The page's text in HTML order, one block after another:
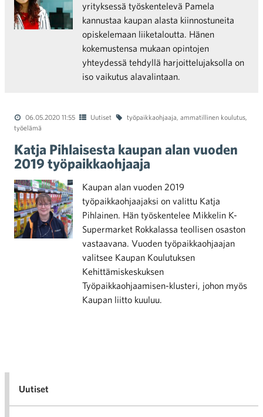
yrityksessä työskentelevä Pamela
kannustaa kaupan alasta kiinnostuneita
opiskelemaan liiketaloutta. Hänen
kokemustensa mukaan opintojen
yhteydessä tehdyllä harjoittelujaksolla on
iso vaikutus alavalintaan.
06.05.2020 11:55 Uutiset työpaikkaohjaaja, ammatillinen koulutus,
työelämä
Katja Pihlaisesta kaupan alan vuoden
2019 työpaikkaohjaaja
Kaupan alan vuoden 2019
työpaikkaohjaajaksi on valittu Katja
Pihlainen. Hän työskentelee Mikkelin K-
Supermarket Rokkalassa teollisen osaston
vastaavana. Vuoden työpaikkaohjaajan
valitsee Kaupan Koulutuksen
Kehittämiskeskuksen
Työpaikkaohjaamisen-klusteri, johon myös
Kaupan liitto kuuluu.
Uutiset